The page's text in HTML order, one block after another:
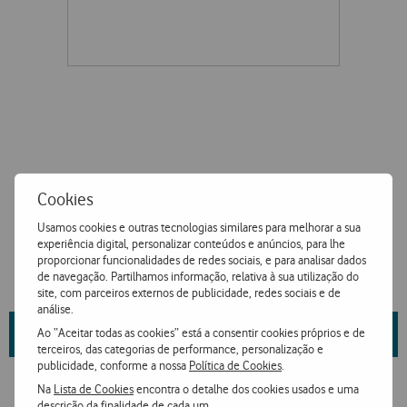
Cookies
Usamos cookies e outras tecnologias similares para melhorar a sua
experiência digital, personalizar conteúdos e anúncios, para lhe
proporcionar funcionalidades de redes sociais, e para analisar dados
de navegação. Partilhamos informação, relativa à sua utilização do
site, com parceiros externos de publicidade, redes sociais e de
análise.
Ao “Aceitar todas as cookies” está a consentir cookies próprios e de
terceiros, das categorias de performance, personalização e
publicidade, conforme a nossa Política de Cookies
Na Lista de Cookiesencontra o detalhe dos cookies usados e uma
Saiba mais sobre as propriedades da marca e fornecedoraqui